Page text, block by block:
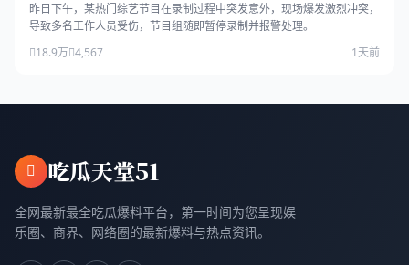
昨日下午，某热门综艺节目在录制过程中突发意外，现场爆发激烈冲突，
导致多名工作人员受伤，节目组随即暂停录制并报警处理。
18.9万 4,567 1天前
吃瓜天堂51
全网最新最全吃瓜爆料平台，第一时间为您呈现娱
乐圈、商界、网络圈的最新爆料与热点资讯。